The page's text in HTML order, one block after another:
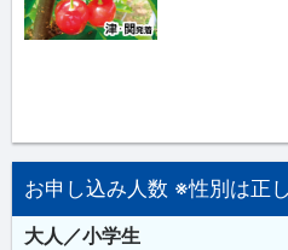
お申し込み人数 ※性別は正
大人／小学生